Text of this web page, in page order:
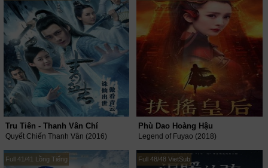
Tru Tiên - Thanh Vân Chí
Quyết Chiến Thanh Vân (2016)
Phù Dao Hoàng Hậu
Legend of Fuyao (2018)
Full 41/41 Lồng Tiếng Full 48/48 VietSub